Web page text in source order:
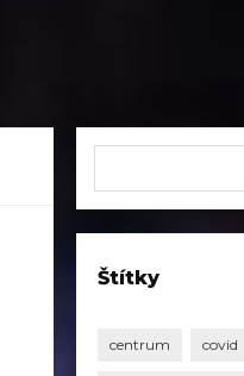
Štítky
centrum covid